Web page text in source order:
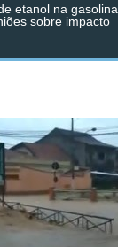
etanol na gasolina
sobre impacto